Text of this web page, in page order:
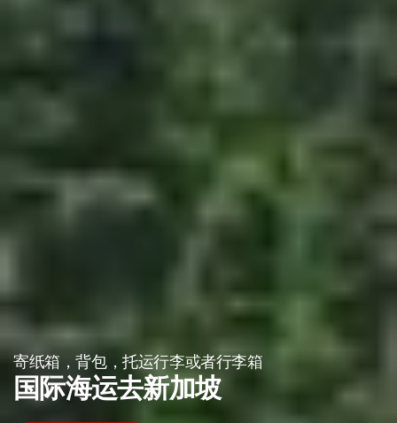
寄纸箱，背包，托运行李或者行李箱
国际海运去新加坡